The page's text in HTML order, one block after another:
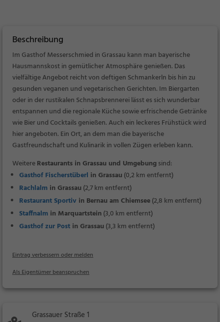
Beschreibung
Im Gasthof Messerschmied in Grassau kann man bayerische
Hausmannskost in gemütlicher Atmosphäre genießen. Das
vielfältige Angebot reicht von deftigen Schmankerln bis hin zu
gesunden veganen und vegetarischen Gerichten. Im Biergarten
oder in der rustikalen Schnapsbrennerei lässt es sich wunderbar
entspannen und die regionale Küche sowie erfrischende Getränke
wie Bier und Cocktails genießen. Auch ein leckeres Frühstück wird
hier angeboten. Ein Ort, an dem man die bayerische
Gastfreundschaft und Kulinarik in vollen Zügen erleben kann.
WeitereRestaurants in Grassau und Umgebungsind:
Gasthof Fischerstüberl in Grassau (0,2 km entfernt)
Rachlalm in Grassau (2,7 km entfernt)
Restaurant Sportiv in Bernau am Chiemsee(2,8 km entfernt)
Staffnalm in Marquartstein (3,0 km entfernt)
Gasthof zur Post in Grassau (3,3 km entfernt)
Eintrag verbessern oder melden
Als Eigentümer beanspruchen
Grassauer Straße 1